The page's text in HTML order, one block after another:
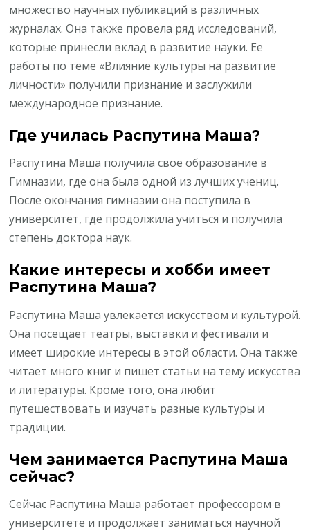
множество научных публикаций в различных
журналах. Она также провела ряд исследований,
которые принесли вклад в развитие науки. Ее
работы по теме «Влияние культуры на развитие
личности» получили признание и заслужили
международное признание.
Где училась Распутина Маша?
Распутина Маша получила свое образование в
Гимназии, где она была одной из лучших учениц.
После окончания гимназии она поступила в
университет, где продолжила учиться и получила
степень доктора наук.
Какие интересы и хобби имеет
Распутина Маша?
Распутина Маша увлекается искусством и культурой.
Она посещает театры, выставки и фестивали и
имеет широкие интересы в этой области. Она также
читает много книг и пишет статьи на тему искусства
и литературы. Кроме того, она любит
путешествовать и изучать разные культуры и
традиции.
Чем занимается Распутина Маша
сейчас?
Сейчас Распутина Маша работает профессором в
университете и продолжает заниматься научной